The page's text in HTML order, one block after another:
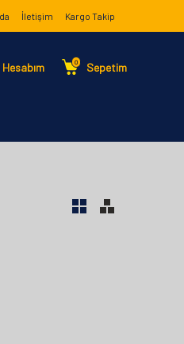
İletişim Kargo Takip
Hesabım 0 Sepetim